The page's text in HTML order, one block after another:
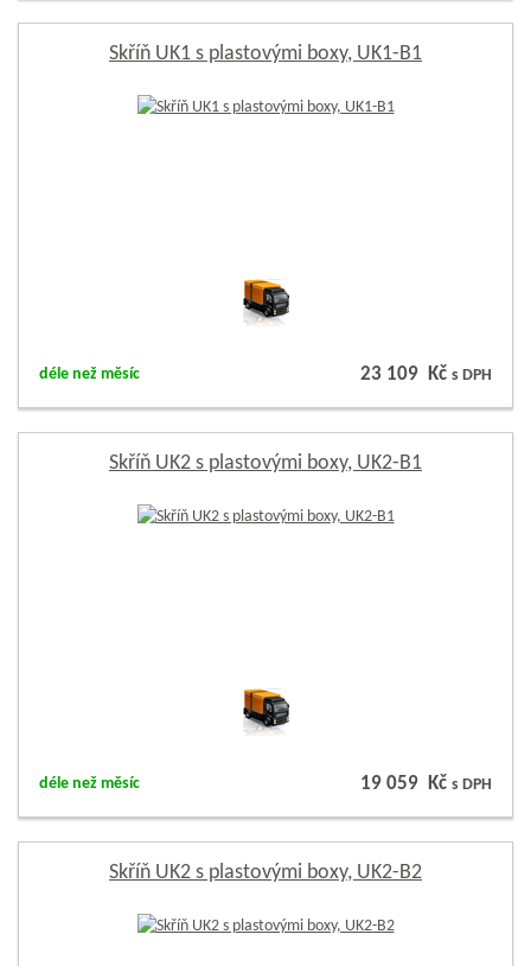
Skříň UK1 s plastovými boxy, UK1-B1
déle než měsíc 23 109 Kčs DPH
Skříň UK2 s plastovými boxy, UK2-B1
déle než měsíc 19 059 Kčs DPH
Skříň UK2 s plastovými boxy, UK2-B2